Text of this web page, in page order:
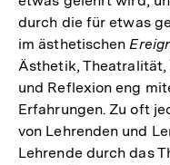
durch die für etwas
im ästhetischen
Ästhetik,
und Reflexion eng
Erfahrungen. Zu oft
von Lehrenden und
Lehrende durch das